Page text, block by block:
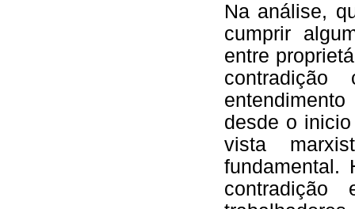
Na análise,
cumprir
entre
desde o
vista
fundamental.